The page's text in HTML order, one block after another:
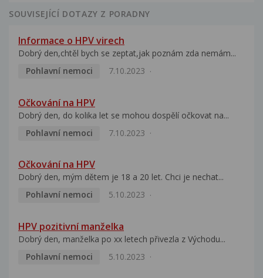
SOUVISEJÍCÍ DOTAZY Z PORADNY
Informace o HPV virech
Dobrý den,chtěl bych se zeptat,jak poznám zda nemám...
Pohlavní nemoci
7.10.2023
Očkování na HPV
Dobrý den, do kolika let se mohou dospělí očkovat na...
Pohlavní nemoci
7.10.2023
Očkování na HPV
Dobrý den, mým dětem je 18 a 20 let. Chci je nechat...
Pohlavní nemoci
5.10.2023
HPV pozitivní manželka
Dobrý den, manželka po xx letech přivezla z Východu...
Pohlavní nemoci
5.10.2023